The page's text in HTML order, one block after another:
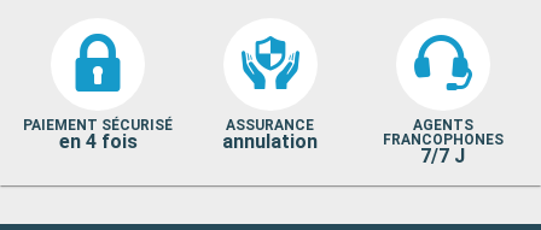
PAIEMENT SÉCURISÉ
en 4 fois
ASSURANCE
annulation
AGENTS
FRANCOPHONES
7/7 J